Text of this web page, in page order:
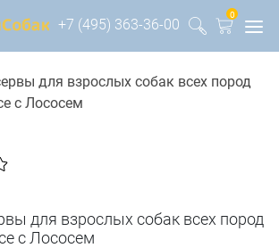
+7 (495) 363-36-00
0
для взрослых собак всех пород
с Лососем
для взрослых собак всех пород
с Лососем